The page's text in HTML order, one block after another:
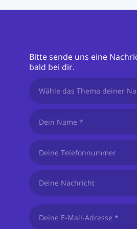
Bitte sende uns eine
bald bei dir.
Wähle das Thema deiner